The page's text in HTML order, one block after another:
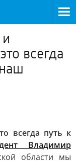
всегда
всегда путь к
Владимир
области мы